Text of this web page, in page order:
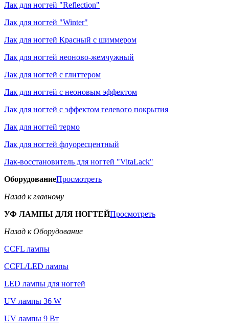
Лак для ногтей "Reflection"
Лак для ногтей "Winter"
Лак для ногтей Красный с шиммером
Лак для ногтей неоново-жемчужный
Лак для ногтей с глиттером
Лак для ногтей с неоновым эффектом
Лак для ногтей с эффектом гелевого покрытия
Лак для ногтей термо
Лак для ногтей флуоресцентный
Лак-восстановитель для ногтей "VitaLack"
ОборудованиеПросмотреть
Назад к главному
УФ ЛАМПЫ ДЛЯ НОГТЕЙПросмотреть
Назад к Оборудование
CCFL лампы
CCFL/LED лампы
LED лампы для ногтей
UV лампы 36 W
UV лампы 9 Вт